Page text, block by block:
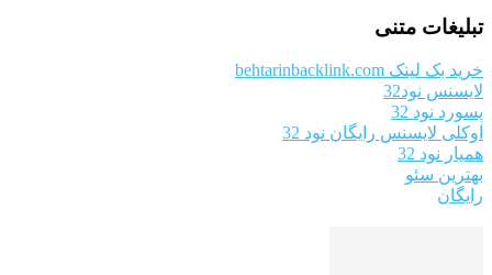
تبلیغات متنی
خرید بک لینک behtarinbacklink.com
لایسنس نود32
پسورد نود 32
اوکلی لایسنس رایگان نود 32
همیار نود 32
بهترین سئو
رایگان